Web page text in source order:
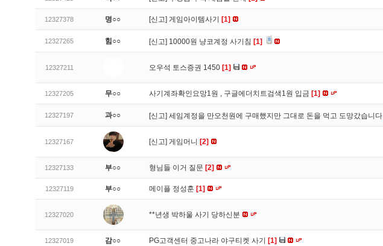
12327378 명○○ [신고] 게임아이템사기 [1]
12327265 힘○○ [신고] 10000원 냥코계정 사기침 [1]
12327211 오우석 토스증권 1450 [1]
12327205 무○○ 사기계좌확인요망1원 , 구글에더치트검색1원 입금 [1]
12327197 과○○ [신고] 세임계정을 만오천원에 구매했지만 그대로 돈을 먹고 도망갔습니다
12327167 [신고] 게임머니 [2]
12327133 부○○ 형님들 이거 질문 [2]
12327119 부○○ 메이플 정성훈 [1]
12327020 **년생 박하울 사기 당하신분
12327019 감○○ PG고객센터 중고나라 야구티켓 사기 [1]